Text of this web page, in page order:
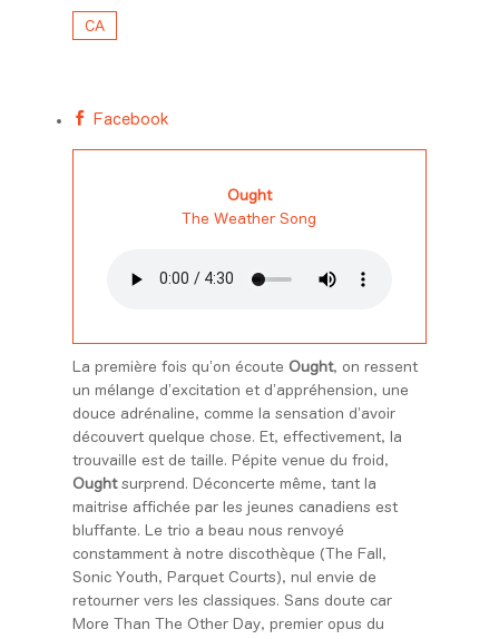
CA
Facebook
Ought
The Weather Song
La première fois qu’on écoute Ought, on ressent
un mélange d’excitation et d’appréhension, une
douce adrénaline, comme la sensation d’avoir
découvert quelque chose. Et, effectivement, la
trouvaille est de taille. Pépite venue du froid,
Oughtsurprend. Déconcerte même, tant la
maitrise affichée par les jeunes canadiens est
bluffante. Le trio a beau nous renvoyé
constamment à notre discothèque (The Fall,
Sonic Youth, Parquet Courts), nul envie de
retourner vers les classiques. Sans doute car
More Than The Other Day, premier opus du